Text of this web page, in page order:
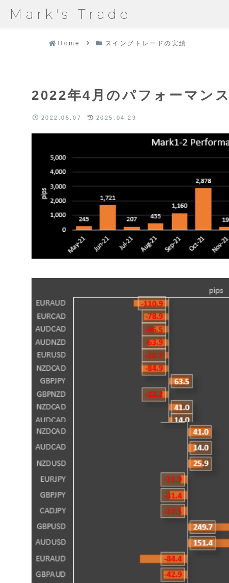
Mark's Trade
Home スイングトレードの実績
2022年4月のパフォーマン
2022.05.07 2025.04.29